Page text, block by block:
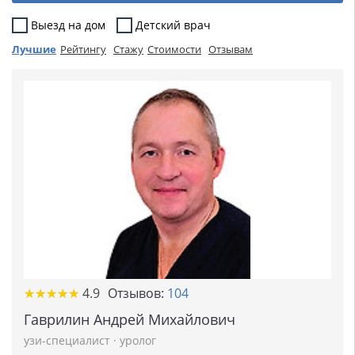
Выезд на дом Детский врач
Лучшие Рейтингу Стажу Стоимости Отзывам
★★★★★
★★★★★ 4.9 Отзывов: 104
Гаврилин Андрей Михайлович
узи-специалист · уролог